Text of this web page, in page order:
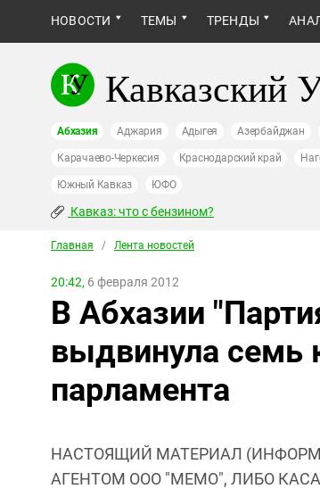
НОВОСТИ ТЕМЫ ТРЕНДЫ
Кавказский
Абхазия Аджария Адыгея Азербайджан
Карачаево-Черкесия Краснодарский край
Южный Кавказ ЮФО
Кавказ: что с бензином?
Главная / Лента новостей
20:42, 6 февраля 2012
В Абхазии
выдвинула семь
парламента
НАСТОЯЩИЙ МАТЕРИАЛ
АГЕНТОМ ООО "МЕМО", ЛИБО